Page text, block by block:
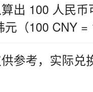
出 100 人民
（100 CNY =
参考，实际